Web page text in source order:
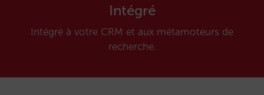
Intégré
Intégré à votre CRM et aux métamoteurs de
recherche.